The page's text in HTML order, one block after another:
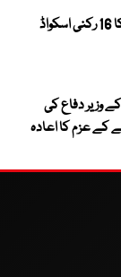
پاکستان کیخلاف ٹیسٹ سیریز ، انگلینڈ کا 16 رکنی اسکواڈ
وزیر دفاع کی
کے عزم کا اعادہ